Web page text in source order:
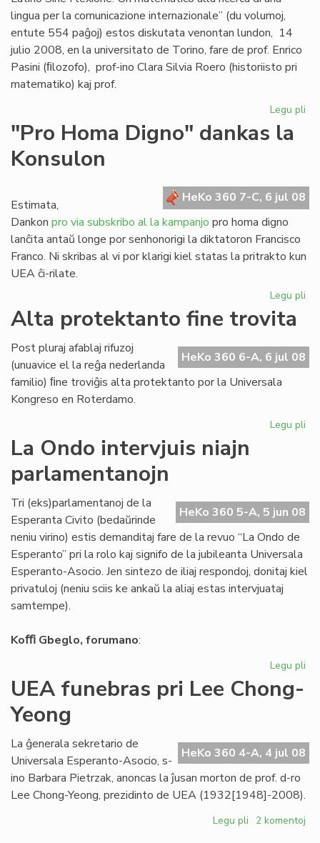
lingua per la comunicazione internazionale” (du volumoj,
entute 554 paĝoj) estos diskutata venontan lundon, 14
julio 2008, en la universitato de Torino, fare de prof. Enrico
Pasini (ﬁlozofo), prof-ino Clara Silvia Roero (historiisto pri
matematiko) kaj prof.
Legu pli
"Pro Homa Digno" dankas la
Konsulon
HeKo 360 7-C, 6 jul 08
Estimata,
Dankon pro via subskribo al la kampanjo pro homa digno
lanĉita antaŭ longe por senhonorigi la diktatoron Francisco
Franco. Ni skribas al vi por klarigi kiel statas la pritrakto kun
UEA ĉi-rilate.
Legu pli
la
Alta protektanto fine trovita
HeKo 360 6-A, 6 jul 08
Post pluraj afablaj rifuzoj
(unuavice el la reĝa nederlanda
familio) ﬁne troviĝis alta protektanto por la Universala
Kongreso en Roterdamo.
Legu pli
La Ondo intervjuis niajn
parlamentanojn
HeKo 360 5-A, 5 jun 08
Tri (eks)parlamentanoj de la
Esperanta Civito (bedaŭrinde
neniu virino) estis demanditaj fare de la revuo “La Ondo de
Esperanto” pri la rolo kaj signifo de la jubileanta Universala
Esperanto-Asocio. Jen sintezo de iliaj respondoj, donitaj kiel
privatuloj (neniu sciis ke ankaŭ la aliaj estas intervjuataj
samtempe).
Koﬃ Gbeglo, forumano:
Legu pli
UEA funebras pri Lee Chong-
Yeong
HeKo 360 4-A, 4 jul 08
La ĝenerala sekretario de
Universala Esperanto-Asocio, s-
ino Barbara Pietrzak, anoncas la ĵusan morton de prof. d-ro
Lee Chong-Yeong, prezidinto de UEA (1932[1948]-2008).
Legu pli pri2 komentoj